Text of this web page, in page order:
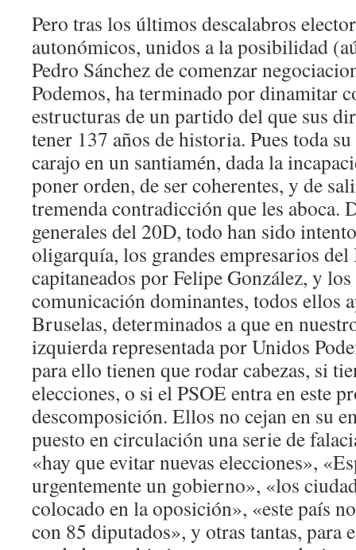
Pero tras los últimos descalabros
autonómicos, unidos a la posibilidad
Pedro Sánchez de comenzar
Podemos, ha terminado por dinamitar
estructuras de un partido del que sus
tener 137 años de historia. Pues toda
carajo en un santiamén, dada la
poner orden, de ser coherentes, y de
tremenda contradicción que les aboca.
generales del 20D, todo han sido
oligarquía, los grandes empresarios
capitaneados por Felipe González, y
comunicación dominantes, todos ellos
Bruselas, determinados a que en
izquierda representada por Unidos
para ello tienen que rodar cabezas, si
elecciones, o si el PSOE entra en este
descomposición. Ellos no cejan en su
puesto en circulación una serie de
«hay que evitar nuevas elecciones»,
urgentemente un gobierno», «los
colocado en la oposición», «este país
con 85 diputados», y otras tantas, para